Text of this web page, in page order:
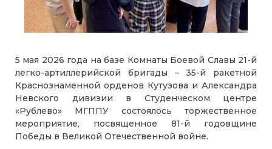
5 мая 2026 года на базе Комнаты Боевой Славы 21-й
легко-артиллерийской бригады – 35-й ракетной
Краснознаменной орденов Кутузова и Александра
Невского дивизии в Студенческом центре
«Рублево» МГППУ состоялось торжественное
мероприятие, посвященное 81-й годовщине
Победы в Великой Отечественной войне.